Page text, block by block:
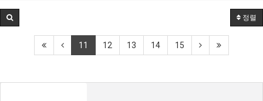
정렬
11 12 13 14 15